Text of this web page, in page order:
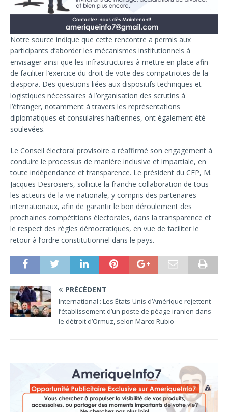
Notre source indique que cette rencontre a permis aux
participants d’aborder les mécanismes institutionnels à
envisager ainsi que les infrastructures à mettre en place afin
de faciliter l’exercice du droit de vote des compatriotes de la
diaspora. Des questions liées aux dispositifs techniques et
logistiques nécessaires à l’organisation des scrutins à
l’étranger, notamment à travers les représentations
diplomatiques et consulaires haïtiennes, ont également été
soulevées.
Le Conseil électoral provisoire a réaffirmé son engagement à
conduire le processus de manière inclusive et impartiale, en
toute indépendance et transparence. Le président du CEP, M.
Jacques Desrosiers, sollicite la franche collaboration de tous
les acteurs de la vie nationale, y compris des partenaires
internationaux, afin de garantir le bon déroulement des
prochaines compétitions électorales, dans la transparence et
le respect des règles démocratiques, en vue de faciliter le
retour à l’ordre constitutionnel dans le pays.
PRÉCÉDENT
International : Les États-Unis d’Amérique rejettent
l’établissement d’un poste de péage iranien dans
le détroit d’Ormuz, selon Marco Rubio